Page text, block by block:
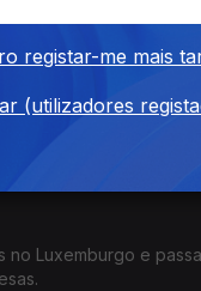
pelos direiros dos
no Luxemburgo e
registar-me mais
(utilizadores